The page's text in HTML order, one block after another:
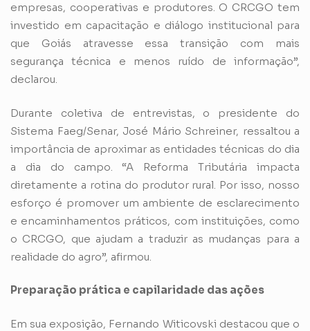
empresas, cooperativas e produtores. O CRCGO tem
investido em capacitação e diálogo institucional para
que Goiás atravesse essa transição com mais
segurança técnica e menos ruído de informação”,
declarou.
Durante coletiva de entrevistas, o presidente do
Sistema Faeg/Senar, José Mário Schreiner, ressaltou a
importância de aproximar as entidades técnicas do dia
a dia do campo. “A Reforma Tributária impacta
diretamente a rotina do produtor rural. Por isso, nosso
esforço é promover um ambiente de esclarecimento
e encaminhamentos práticos, com instituições, como
o CRCGO, que ajudam a traduzir as mudanças para a
realidade do agro”, afirmou.
Preparação prática e capilaridade das ações
Em sua exposição, Fernando Witicovski destacou que o